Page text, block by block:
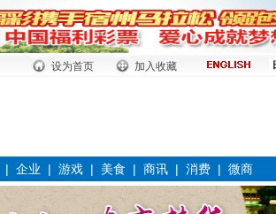
设为首页 加入收藏
| 企业 | 游戏 | 美食 | 商讯 | 消费 | 微商